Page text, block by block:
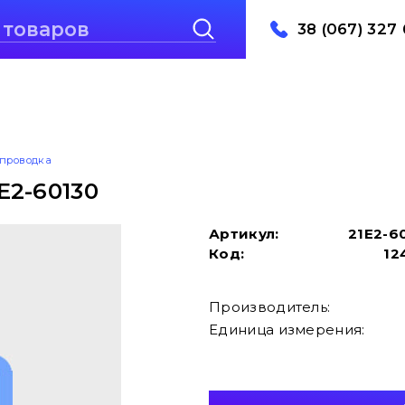
38 (067) 327
60130
Артикул:
21E2-
Код:
Производитель:
Единица измерения: